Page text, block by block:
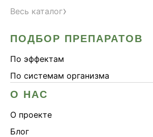
Весь каталог›
ПОДБОР ПРЕПАРАТОВ
По эффектам
По системам организма
О НАС
О проекте
Блог